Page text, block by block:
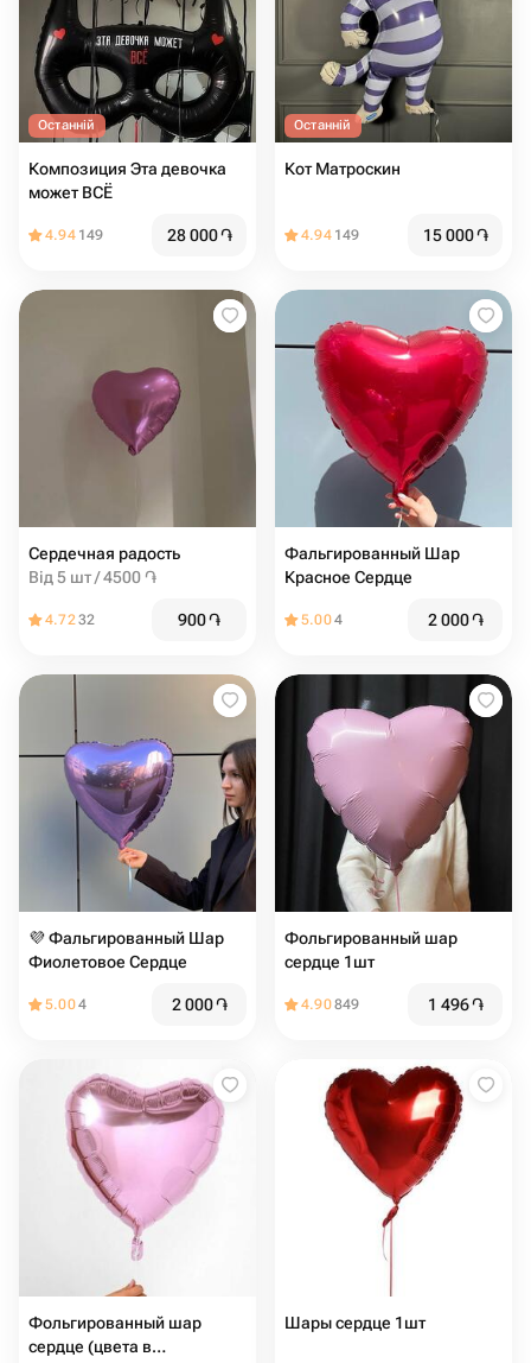
Останній
Композиция Эта девочка
может ВСЁ
4.94 149 28 000֏
Останній
Кот Матроскин
4.94 149 15 000֏
Сердечная радость
Від 5 шт / 4500 ֏
4.7232 900֏
Фальгированный Шар
Красное Сердце
5.004 2 000֏
💜 Фальгированный Шар
Фиолетовое Сердце
5.004 2 000֏
Фольгированный шар
сердце 1шт
4.90849 1 496֏
Фольгированный шар
сердце (цвета в
Шары сердце 1шт